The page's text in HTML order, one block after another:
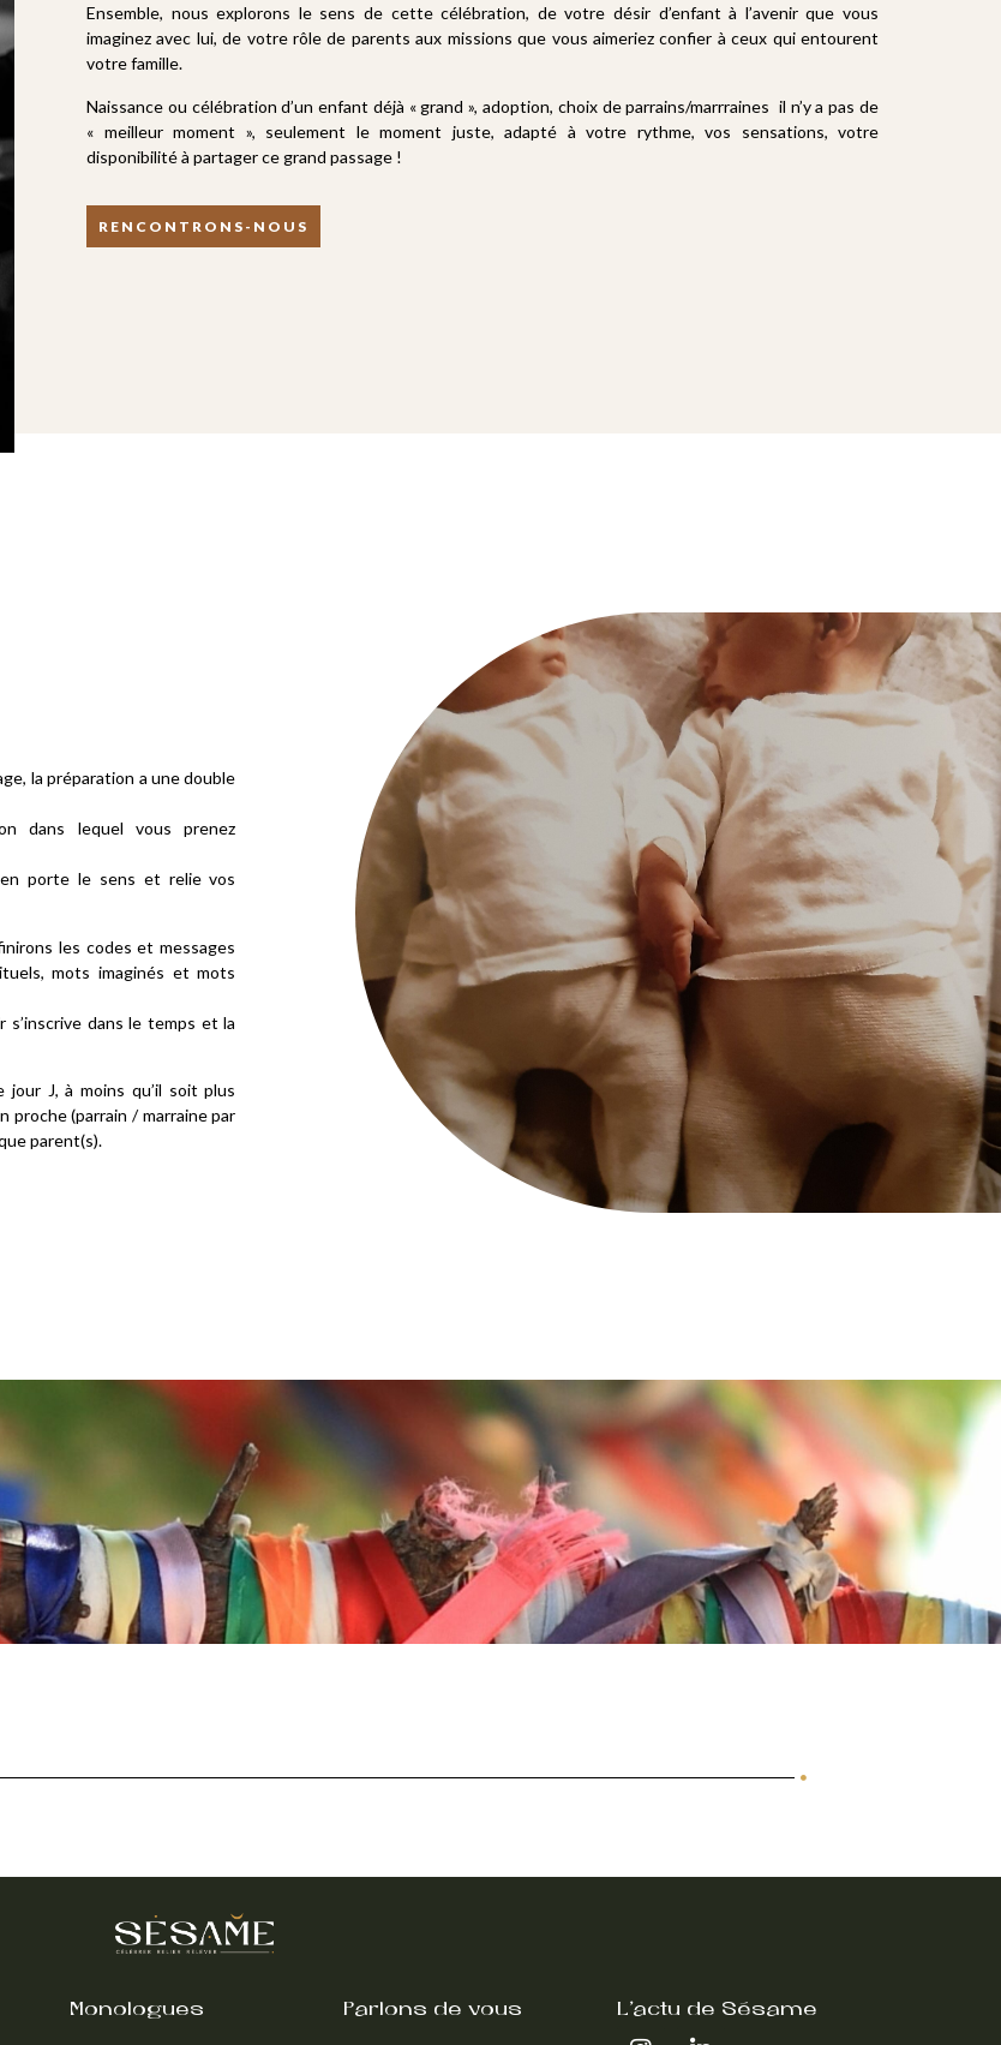
Ensemble, nous explorons le sens de cette célébration, de votre désir d’enfant à l’avenir que vous
imaginez avec lui, de votre rôle de parents aux missions que vous aimeriez confier à ceux qui entourent
votre famille.
Naissance ou célébration d’un enfant déjà « grand », adoption, choix de parrains/marrraines il n’y a pas de
« meilleur moment », seulement le moment juste, adapté à votre rythme, vos sensations, votre
disponibilité à partager ce grand passage !
RENCONTRONS-NOUS
la préparation a une double
dans lequel vous prenez
porte le sens et relie vos
les codes et messages
mots imaginés et mots
dans le temps et la
jour J, à moins qu’il soit plus
proche (parrain / marraine par
parent(s).
Monologues Parlons de vous L'actu de Sésame